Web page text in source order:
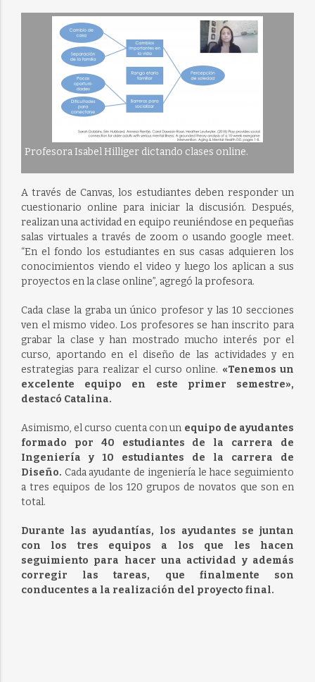
Profesora Isabel Hilliger dictando clases online.
A través de Canvas, los estudiantes deben responder un
cuestionario online para iniciar la discusión. Después,
realizan una actividad en equipo reuniéndose en pequeñas
salas virtuales a través de zoom o usando google meet.
“En el fondo los estudiantes en sus casas adquieren los
conocimientos viendo el video y luego los aplican a sus
proyectos en la clase online”, agregó la profesora.
Cada clase la graba un único profesor y las 10 secciones
ven el mismo video. Los profesores se han inscrito para
grabar la clase y han mostrado mucho interés por el
curso, aportando en el diseño de las actividades y en
estrategias para realizar el curso online. «Tenemos un
excelente equipo en este primer semestre»,
destacó Catalina.
Asimismo, el curso cuenta con un equipo de ayudantes
formado por 40 estudiantes de la carrera de
Ingeniería y 10 estudiantes de la carrera de
Diseño. Cada ayudante de ingeniería le hace seguimiento
a tres equipos de los 120 grupos de novatos que son en
total.
Durante las ayudantías, los ayudantes se juntan
con los tres equipos a los que les hacen
seguimiento para hacer una actividad y además
corregir las tareas, que finalmente son
conducentes a la realización del proyecto final.